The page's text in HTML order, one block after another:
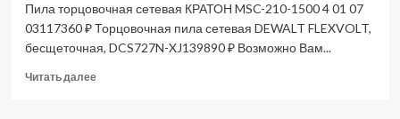
Пила торцовочная сетевая КРАТОН MSC-210-1500 4 01 07
03117360 ₽ Торцовочная пила сетевая DEWALT FLEXVOLT,
бесщеточная, DCS727N-XJ139890 ₽ Возможно Вам...
Читать далееПрочитать